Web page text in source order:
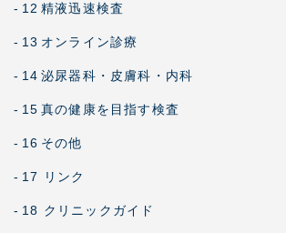
- 12 精液迅速検査
- 13 オンライン診療
- 14 泌尿器科・皮膚科・内科
- 15 真の健康を目指す検査
- 16 その他
- 17 リンク
- 18 クリニックガイド